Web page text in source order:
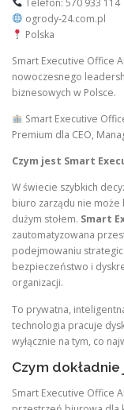
ogrody-24.com.pl
Polska
Smart Executive Office
nowoczesnego
biznesowych w Polsce.
Smart Executive
Premium dla CEO,
Czym jest Smart
W świecie szybkich
biuro zarządu nie może
dużym stołem. Smart
zautomatyzowana
podejmowaniu
bezpieczeństwo i
organizacji.
To prywatna,
technologia pracuje
wyłącznie na tym, co
Czym
Smart Executive Office